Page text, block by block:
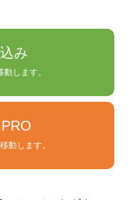
み
します。
動します。